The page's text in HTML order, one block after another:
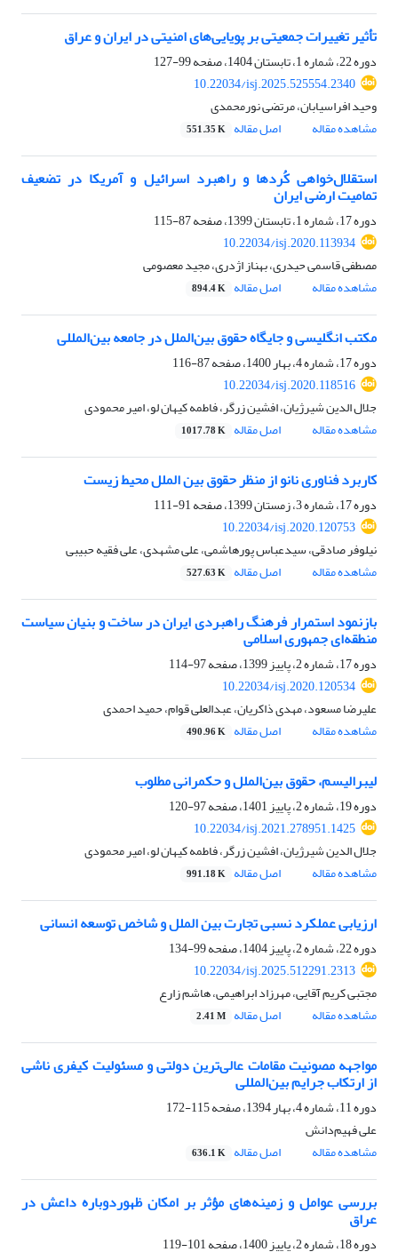
تأثیر تغییرات جمعیتی بر پویایی‌های امنیتی در ایران و عراق
دوره 22، شماره 1، تابستان 1404، صفحه
99-127
10.22034/isj.2025.525554.2340
وحید افراسیابان، مرتضی نورمحمدی
مشاهده مقاله
اصل مقاله 551.35 K
استقلال‌خواهی کُردها و راهبرد اسرائیل و آمریکا در تضعیف
تمامیت ارضی ایران
دوره 17، شماره 1، تابستان 1399، صفحه
87-115
10.22034/isj.2020.113934
مصطفی قاسمی حیدری، بهناز اژدری، مجید معصومی
مشاهده مقاله
اصل مقاله 894.4 K
مکتب انگلیسی و جایگاه حقوق بین‌الملل در جامعه بین‌المللی
دوره 17، شماره 4، بهار 1400، صفحه
87-116
10.22034/isj.2020.118516
جلال الدین شیرژیان، افشین زرگر، فاطمه کیهان لو، امیر محمودی
مشاهده مقاله
اصل مقاله 1017.78 K
کاربرد فناوری نانو از منظر حقوق بین الملل محیط زیست
دوره 17، شماره 3، زمستان 1399، صفحه
91-111
10.22034/isj.2020.120753
نیلوفر صادقی، سیدعباس پورهاشمی، علی مشهدی، علی فقیه حبیبی
مشاهده مقاله
اصل مقاله 527.63 K
بازنمود استمرار فرهنگ راهبردی ایران در ساخت و بنیان سیاست
منطقه‌ای جمهوری اسلامی
دوره 17، شماره 2، پاییز 1399، صفحه
97-114
10.22034/isj.2020.120534
علیرضا مسعود، مهدی ذاکریان، عبدالعلی قوام، حمید احمدی
مشاهده مقاله
اصل مقاله 490.96 K
لیبرالیسم، حقوق بین‌الملل و حکمرانی مطلوب
دوره 19، شماره 2، پاییز 1401، صفحه
97-120
10.22034/isj.2021.278951.1425
جلال الدین شیرژیان، افشین زرگر، فاطمه کیهان لو، امیر محمودی
مشاهده مقاله
اصل مقاله 991.18 K
ارزیابی عملکرد نسبی تجارت بین الملل و شاخص توسعه انسانی
دوره 22، شماره 2، پاییز 1404، صفحه
99-134
10.22034/isj.2025.512291.2313
مجتبی کریم آقایی، مهرزاد ابراهیمی، هاشم زارع
مشاهده مقاله
اصل مقاله 2.41 M
مواجهه مصونیت مقامات عالی‌ترین دولتی و مسئولیت کیفری ناشی
از ارتکاب جرایم بین‌المللی
دوره 11، شماره 4، بهار 1394، صفحه
115-172
علی فهیم‌دانش
مشاهده مقاله
اصل مقاله 636.1 K
بررسی عوامل و زمینه‌های مؤثر بر امکان ظهوردوباره داعش در
عراق
دوره 18، شماره 2، پاییز 1400، صفحه 101-119